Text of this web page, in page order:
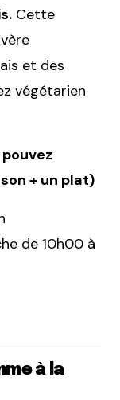
Cette
et des
végétarien
+ un plat)
de 10h00 à
à la